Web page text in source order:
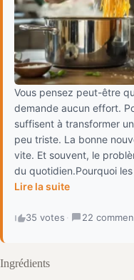
Vous pensez peut-être
demande aucun effort.
suffisent à transformer
peu triste. La bonne
vite. Et souvent, le
du quotidien.Pourquoi
Lire la suite
35 votes · 22
Ingrédients